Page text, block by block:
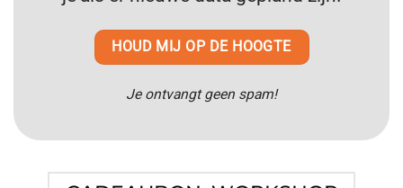
HOUD MIJ OP DE HOOGTE
Je ontvangt geen spam!